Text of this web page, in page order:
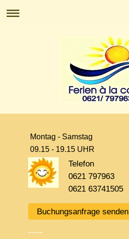
Montag - Samstag
09.15 - 19.15 UHR
Telefon
0621 797963
0621 63741505
Buchungsanfrage senden
-----